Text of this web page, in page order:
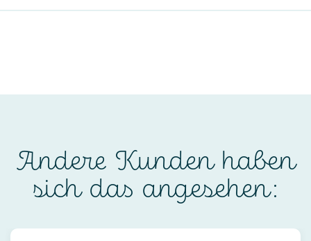
Andere Kunden haben
sich das angesehen: